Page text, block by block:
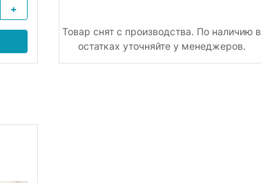
+
Товар снят с производства. По наличию в
остатках уточняйте у менеджеров.